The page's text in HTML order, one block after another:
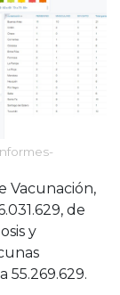
Vacunación,
de
y
55.269.629.